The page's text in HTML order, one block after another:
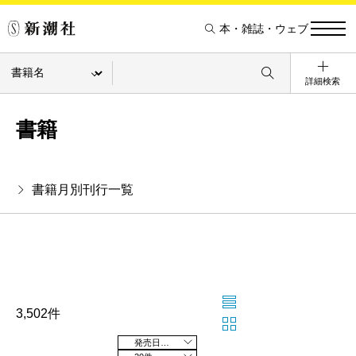
本・雑誌・ウェブ
詳細検索
書籍
書籍月別刊行一覧
3,502件